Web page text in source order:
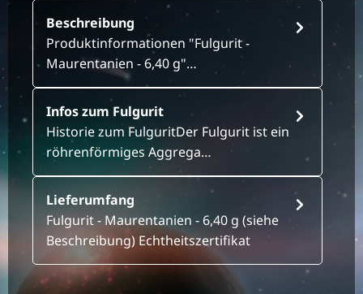
Beschreibung
Produktinformationen "Fulgurit -
Maurentanien - 6,40 g"…
Infos zum Fulgurit
Historie zum FulguritDer Fulgurit ist ein
röhrenförmiges Aggrega…
Lieferumfang
Fulgurit - Maurentanien - 6,40 g (siehe
Beschreibung) Echtheitszertifikat